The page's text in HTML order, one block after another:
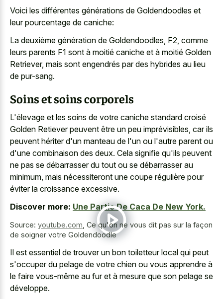
Voici les différentes générations de Goldendoodles et
leur pourcentage de caniche:
La deuxième génération de Goldendoodles, F2, comme
leurs parents F1 sont à moitié caniche et à moitié Golden
Retriever, mais sont engendrés par des hybrides au lieu
de pur-sang.
Soins et soins corporels
L'élevage et les soins de votre caniche standard croisé
Golden Retiever peuvent être un peu imprévisibles, car ils
peuvent hériter d'un manteau de l'un ou l'autre parent ou
d'une combinaison des deux. Cela signifie qu'ils peuvent
ne pas se débarrasser du tout ou se débarrasser au
minimum, mais nécessiteront une coupe régulière pour
éviter la croissance excessive.
Discover more: Une Partie De Caca De New York.
Source: youtube.com Ce qu'on ne vous dit pas sur la façon
de soigner votre Goldendoodle
Il est essentiel de trouver un bon toiletteur local qui peut
s'occuper du pelage de votre chien ou vous apprendre à
le faire vous-même au fur et à mesure que son pelage se
développe.